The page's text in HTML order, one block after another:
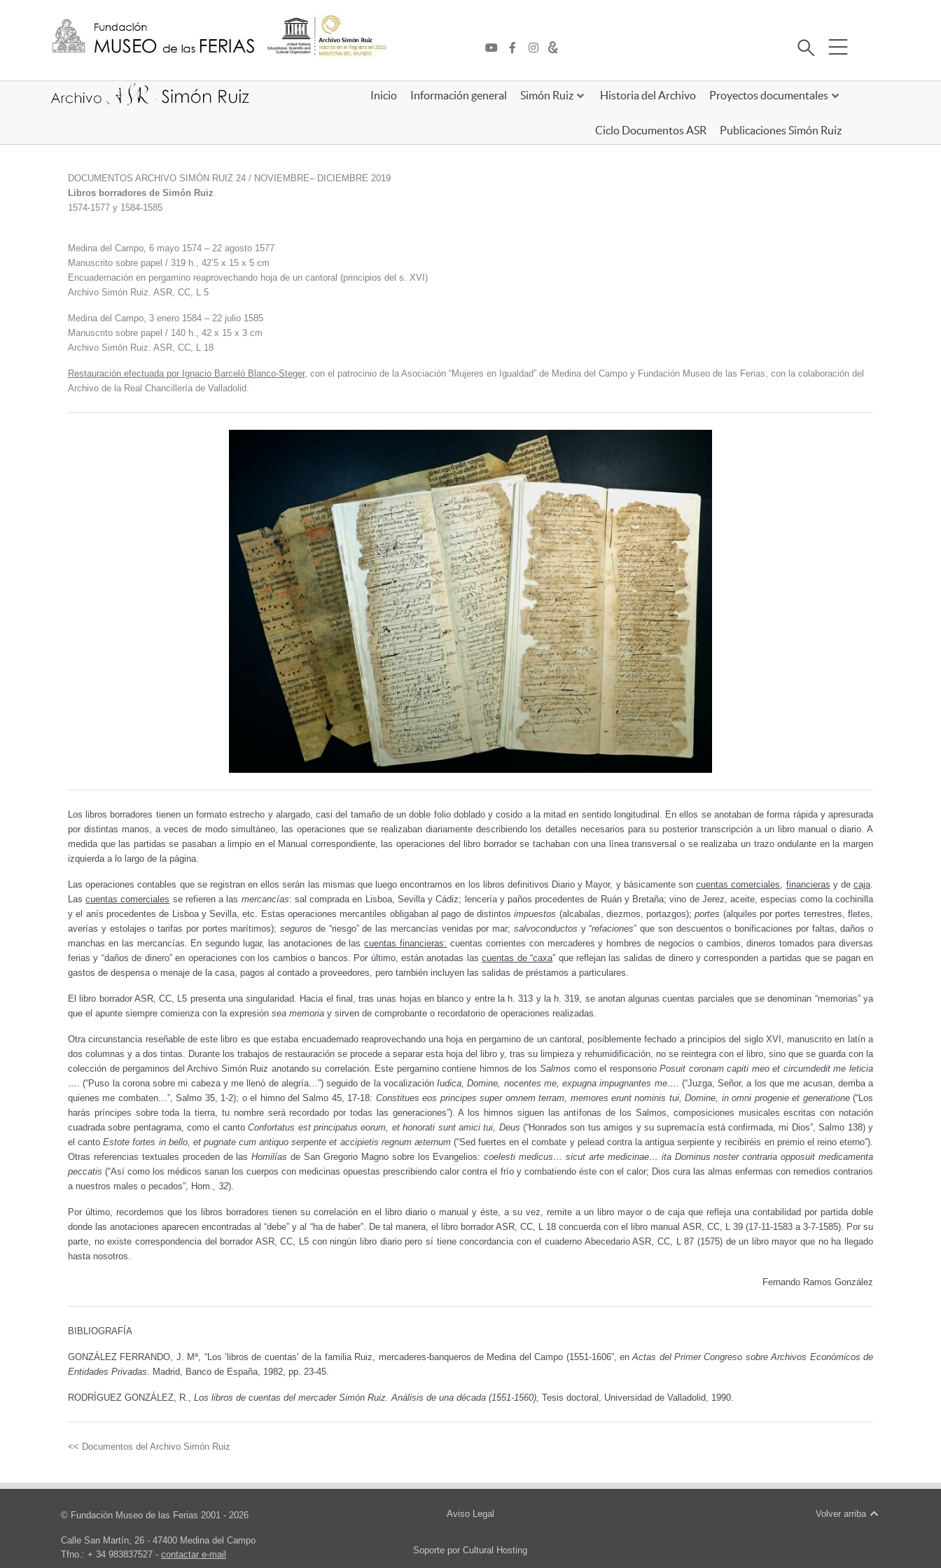
Buscar
Inicio Información general Simón Ruiz Historia del Archivo Proyectos documentales
Ciclo Documentos ASR Publicaciones Simón Ruiz
DOCUMENTOS ARCHIVO SIMÓN RUIZ 24 / NOVIEMBRE– DICIEMBRE 2019
Libros borradores de Simón Ruiz
1574-1577 y 1584-1585
Medina del Campo, 6 mayo 1574 – 22 agosto 1577
Manuscrito sobre papel / 319 h., 42’5 x 15 x 5 cm
Encuadernación en pergamino reaprovechando hoja de un cantoral (principios del s. XVI)
Archivo Simón Ruiz. ASR, CC, L 5
Medina del Campo, 3 enero 1584 – 22 julio 1585
Manuscrito sobre papel / 140 h., 42 x 15 x 3 cm
Archivo Simón Ruiz. ASR, CC, L 18
Restauración efectuada por Ignacio Barceló Blanco-Steger, con el patrocinio de la Asociación “Mujeres en Igualdad” de Medina del Campo y Fundación Museo de las Ferias, con la colaboración del
Archivo de la Real Chancillería de Valladolid.
Los libros borradores tienen un formato estrecho y alargado, casi del tamaño de un doble folio doblado y cosido a la mitad en sentido longitudinal. En ellos se anotaban de forma rápida y apresurada
por distintas manos, a veces de modo simultáneo, las operaciones que se realizaban diariamente describiendo los detalles necesarios para su posterior transcripción a un libro manual o diario. A
medida que las partidas se pasaban a limpio en el Manual correspondiente, las operaciones del libro borrador se tachaban con una línea transversal o se realizaba un trazo ondulante en la margen
izquierda a lo largo de la página.
Las operaciones contables que se registran en ellos serán las mismas que luego encontramos en los libros definitivos Diario y Mayor, y básicamente soncuentas comerciales financieras y decaja
Lascuentas comerciales se refieren a las mercancías: sal comprada en Lisboa, Sevilla y Cádiz; lencería y paños procedentes de Ruán y Bretaña; vino de Jerez, aceite, especias como la cochinilla
y el anís procedentes de Lisboa y Sevilla, etc. Estas operaciones mercantiles obligaban al pago de distintosimpuestos (alcabalas, diezmos, portazgos);portes (alquiles por portes terrestres, fletes,
averías y estolajes o tarifas por portes marítimos); seguros de “riesgo” de las mercancías venidas por mar; salvoconductos y “refaciones” que son descuentos o bonificaciones por faltas, daños o
manchas en las mercancías. En segundo lugar, las anotaciones de lascuentas financieras: cuentas corrientes con mercaderes y hombres de negocios o cambios, dineros tomados para diversas
ferias y “daños de dinero” en operaciones con los cambios o bancos. Por último, están anotadas lascuentas de “caxa” que reflejan las salidas de dinero y corresponden a partidas que se pagan en
gastos de despensa o menaje de la casa, pagos al contado a proveedores, pero también incluyen las salidas de préstamos a particulares.
El libro borrador ASR, CC, L5 presenta una singularidad. Hacia el final, tras unas hojas en blanco y entre la h. 313 y la h. 319, se anotan algunas cuentas parciales que se denominan “memorias” ya
que el apunte siempre comienza con la expresión sea memoria y sirven de comprobante o recordatorio de operaciones realizadas.
Otra circunstancia reseñable de este libro es que estaba encuadernado reaprovechando una hoja en pergamino de un cantoral, posiblemente fechado a principios del siglo XVI, manuscrito en latín a
dos columnas y a dos tintas. Durante los trabajos de restauración se procede a separar esta hoja del libro y, tras su limpieza y rehumidificación, no se reintegra con el libro, sino que se guarda con la
colección de pergaminos del Archivo Simón Ruiz anotando su correlación. Este pergamino contiene himnos de losSalmos como el responsorioPosuit coronam capiti meo et circumdedit me leticia
….
(“Puso la corona sobre mi cabeza y me llenó de alegría…”) seguido de la vocalizaciónIudica, Domine, nocentes me, expugna impugnantes me….
(“Juzga, Señor, a los que me acusan, derriba a
quienes me combaten…”, Salmo 35, 1-2); o el himno del Salmo 45, 17-18: Constitues eos principes super omnem terram, memores erunt nominis tui, Domine, in omni progenie et generatione(“Los
harás príncipes sobre toda la tierra, tu nombre será recordado por todas las generaciones”). A los himnos siguen las antífonas de los Salmos, composiciones musicales escritas con notación
cuadrada sobre pentagrama, como el cantoConfortatus est principatuseorum, et honorati sunt amici tui, Deus (“Honrados son tus amigos y su supremacía está confirmada, mi Dios”, Salmo 138) y
el cantoEstote fortes in bello, et pugnate cum antiquo serpente et accipietis regnum æternum (“Sed fuertes en el combate y pelead contra la antigua serpiente y recibiréis en premio el reino eterno”).
Otras referencias textuales proceden de lasHomilías de San Gregorio Magno sobre los Evangelios:coelesti medicus… sicut arte medicinae… ita Dominus noster contraria opposuit medicamenta
peccatis (“Así como los médicos sanan los cuerpos con medicinas opuestas prescribiendo calor contra el frío y combatiendo éste con el calor; Dios cura las almas enfermas con remedios contrarios
a nuestros males o pecados”, Hom ., 32).
Por último, recordemos que los libros borradores tienen su correlación en el libro diario o manual y éste, a su vez, remite a un libro mayor o de caja que refleja una contabilidad por partida doble
donde las anotaciones aparecen encontradas al “debe” y al “ha de haber”. De tal manera, el libro borrador ASR, CC, L 18 concuerda con el libro manual ASR, CC, L 39 (17-11-1583 a 3-7-1585). Por su
parte, no existe correspondencia del borrador ASR, CC, L5 con ningún libro diario pero sí tiene concordancia con el cuaderno Abecedario ASR, CC, L 87 (1575) de un libro mayor que no ha llegado
hasta nosotros.
Fernando Ramos González
BIBLIOGRAFÍA
GONZÁLEZ FERRANDO, J. Mª, “Los ‘libros de cuentas’ de la familia Ruiz, mercaderes-banqueros de Medina del Campo (1551-1606”, enActas del Primer Congreso sobre Archivos Económicos de
Entidades Privadas . Madrid, Banco de España, 1982, pp. 23-45.
RODRÍGUEZ GONZÁLEZ, R., Los libros de cuentas del mercader Simón Ruiz. Análisis de una década (1551-1560), Tesis doctoral, Universidad de Valladolid, 1990.
<< Documentos del Archivo Simón Ruiz
© Fundación Museo de las Ferias 2001 - 2026
Calle San Martín, 26 - 47400 Medina del Campo
Tfno.: + 34 983837527 - contactar e-mail
Aviso Legal
Soporte porCultural Hosting
Volver arriba